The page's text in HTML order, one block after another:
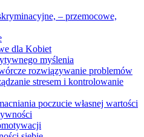
– przemocowe,
dla Kobiet
myślenia
rozwiązywanie problemów
stresem i kontrolowanie
poczucie własnej wartości